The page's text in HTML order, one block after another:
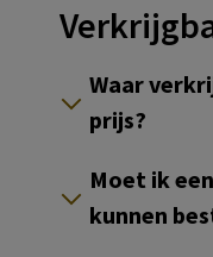
Waar
prijs?
Moet ik
kunnen